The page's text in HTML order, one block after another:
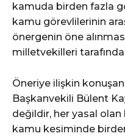
kamuda birden fazla
kamu görevlilerinin
önergenin öne
milletvekilleri
Öneriye ilişkin
Başkanvekili Bülent
değildir, her yasal
kamu kesiminde